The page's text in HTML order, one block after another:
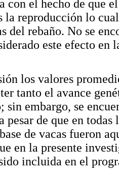
con el hecho de que
la reproducción lo
del rebaño. No se
este efecto
los valores
tanto el avance
sin embargo, se
pesar de que en
de vacas fueron
en la presente
incluida en el